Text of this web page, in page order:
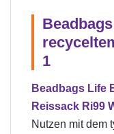
1
Beadbags Life
Reissack Ri99
Nutzen mit dem